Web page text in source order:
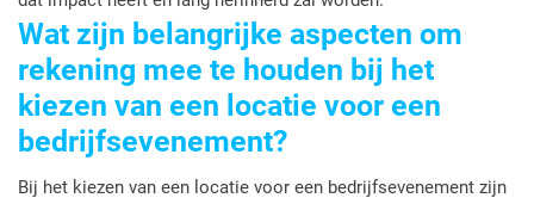
Wat zijn belangrijke aspecten om
rekening mee te houden bij het
kiezen van een locatie voor een
bedrijfsevenement?
Bij het kiezen van een locatie voor een bedrijfsevenement zijn